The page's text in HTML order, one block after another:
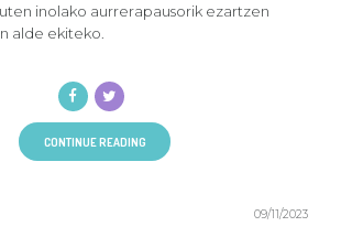
inolako aurrerapausorik ezartzen
alde ekiteko.
CONTINUE READING
09/11/2023